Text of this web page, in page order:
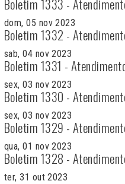
Boletim 1333 -
dom, 05 nov 2023
Boletim 1332 -
sab, 04 nov 2023
Boletim 1331 -
sex, 03 nov 2023
Boletim 1330 -
sex, 03 nov 2023
Boletim 1329 -
qua, 01 nov 2023
Boletim 1328 -
ter, 31 out 2023